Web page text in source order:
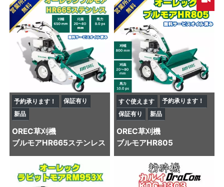
予約承ります！
保証有り
新品
OREC草刈機
ブルモアHR665ステンレス
すぐ使えます
予約承ります！
保証有り
新品
OREC草刈機
ブルモアHR805